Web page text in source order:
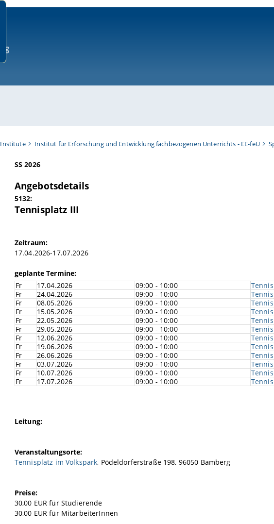
Institute Institut für Erforschung und Entwicklung fachbezogenen Unterrichts - EE-feU
SS 2026
Angebotsdetails
5132:
Tennisplatz III
Zeitraum:
17.04.2026-17.07.2026
geplante Termine:
Fr
17.04.2026 09:00 - 10:00
Fr
24.04.2026 09:00 - 10:00
Fr
08.05.2026 09:00 - 10:00
Fr
15.05.2026 09:00 - 10:00
Fr
22.05.2026 09:00 - 10:00
Fr
29.05.2026 09:00 - 10:00
Fr
12.06.2026 09:00 - 10:00
Fr
19.06.2026 09:00 - 10:00
Fr
26.06.2026 09:00 - 10:00
Fr
03.07.2026 09:00 - 10:00
Fr
10.07.2026 09:00 - 10:00
Fr
17.07.2026 09:00 - 10:00
Leitung:
Veranstaltungsorte:
Tennisplatz im Volkspark, Pödeldorferstraße 198, 96050 Bamberg
Preise:
30,00 EUR für Studierende
30,00 EUR für MitarbeiterInnen